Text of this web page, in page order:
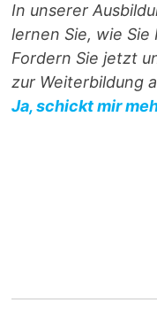
In unserer
lernen Sie, wie
Fordern Sie jetzt
zur Weiterbildung
Ja, schickt mir